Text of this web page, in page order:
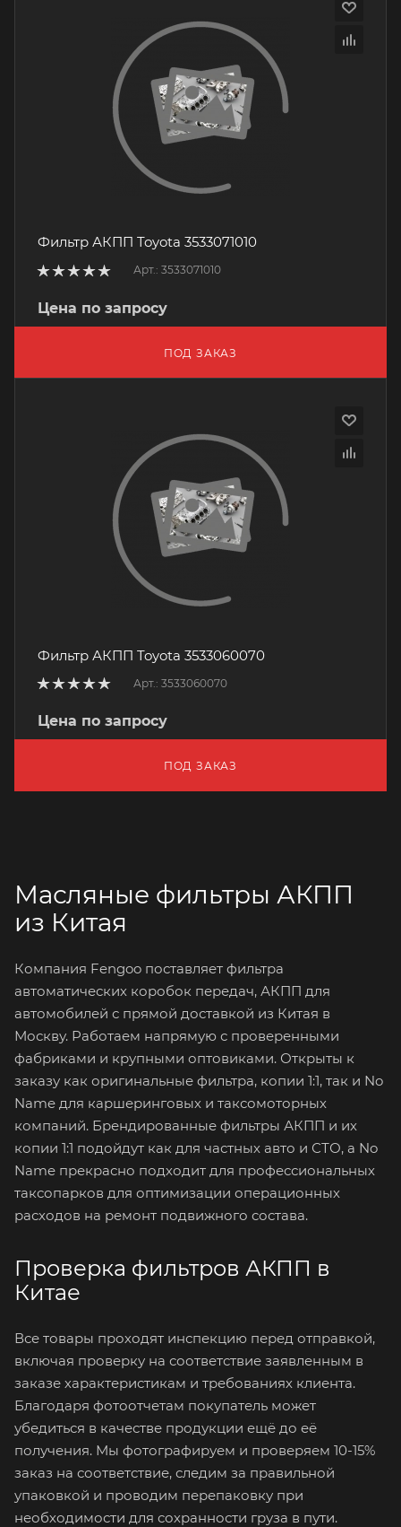
Фильтр АКПП Toyota 3533071010
Арт.: 3533071010
Цена по запросу
ПОД ЗАКАЗ
Фильтр АКПП Toyota 3533060070
Арт.: 3533060070
Цена по запросу
ПОД ЗАКАЗ
Масляные фильтры АКПП
из Китая
Компания Fengoo поставляет фильтра
автоматических коробок передач, АКПП для
автомобилей с прямой доставкой из Китая в
Москву. Работаем напрямую с проверенными
фабриками и крупными оптовиками. Открыты к
заказу как оригинальные фильтра, копии 1:1, так и No
Name для каршеринговых и таксомоторных
компаний. Брендированные фильтры АКПП и их
копии 1:1 подойдут как для частных авто и СТО, а No
Name прекрасно подходит для профессиональных
таксопарков для оптимизации операционных
расходов на ремонт подвижного состава.
Проверка фильтров АКПП в
Китае
Все товары проходят инспекцию перед отправкой,
включая проверку на соответствие заявленным в
заказе характеристикам и требованиях клиента.
Благодаря фотоотчетам покупатель может
убедиться в качестве продукции ещё до её
получения. Мы фотографируем и проверяем 10-15%
заказ на соответствие, следим за правильной
упаковкой и проводим перепаковку при
необходимости для сохранности груза в пути.